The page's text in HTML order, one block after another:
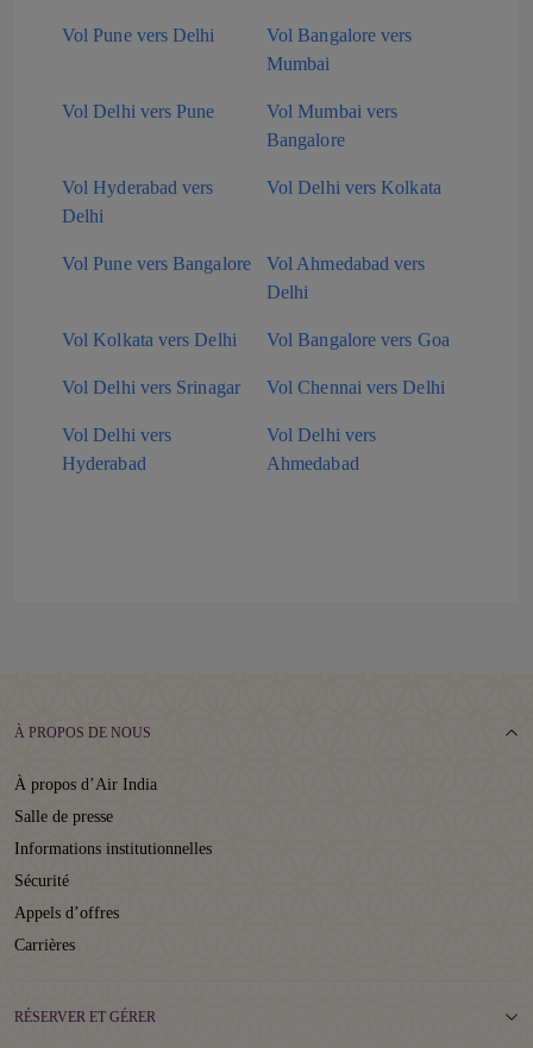
Vol Pune vers Delhi
Vol Bangalore vers
Mumbai
Vol Delhi vers Pune
Vol Mumbai vers
Bangalore
Vol Hyderabad vers
Delhi
Vol Delhi vers Kolkata
Vol Pune vers Bangalore
Vol Ahmedabad vers
Delhi
Vol Kolkata vers Delhi Vol Bangalore vers Goa
Vol Delhi vers Srinagar Vol Chennai vers Delhi
Vol Delhi vers
Hyderabad
Vol Delhi vers
Ahmedabad
À PROPOS DE NOUS
À propos d’Air India
Salle de presse
Informations institutionnelles
Sécurité
Appels d’offres
Carrières
RÉSERVER ET GÉRER